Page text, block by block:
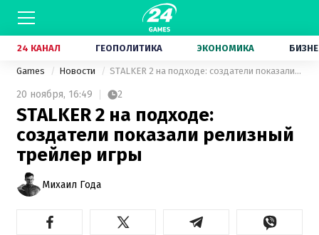
24 КАНАЛ ГЕОПОЛИТИКА ЭКОНОМИКА
Games Новости STALKER 2 на подходе: создатели показали релизный трейлер игры
20 ноября, 16:49 2
STALKER 2 на подходе:
создатели показали релизный
трейлер игры
Михаил Года